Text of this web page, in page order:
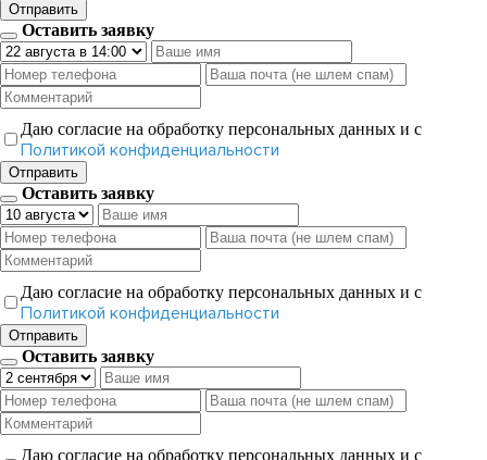
Отправить
Оставить заявку
Даю согласие на обработку персональных данных и с
Политикой конфиденциальности
Отправить
Оставить заявку
Даю согласие на обработку персональных данных и с
Политикой конфиденциальности
Отправить
Оставить заявку
Даю согласие на обработку персональных данных и с